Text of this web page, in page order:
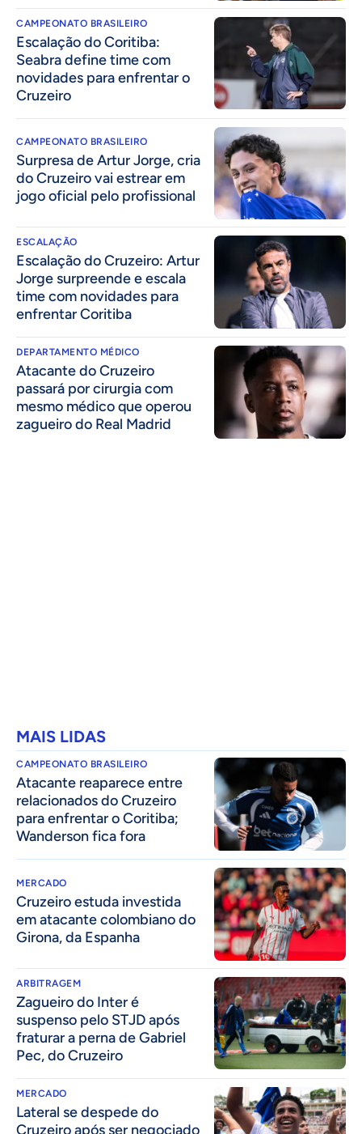
CAMPEONATO BRASILEIRO
Escalação do Coritiba:
Seabra define time com
novidades para enfrentar o
Cruzeiro
CAMPEONATO BRASILEIRO
Surpresa de Artur Jorge, cria
do Cruzeiro vai estrear em
jogo oficial pelo profissional
ESCALAÇÃO
Escalação do Cruzeiro: Artur
Jorge surpreende e escala
time com novidades para
enfrentar Coritiba
DEPARTAMENTO MÉDICO
Atacante do Cruzeiro
passará por cirurgia com
mesmo médico que operou
zagueiro do Real Madrid
MAIS LIDAS
CAMPEONATO BRASILEIRO
Atacante reaparece entre
relacionados do Cruzeiro
para enfrentar o Coritiba;
Wanderson fica fora
MERCADO
Cruzeiro estuda investida
em atacante colombiano do
Girona, da Espanha
ARBITRAGEM
Zagueiro do Inter é
suspenso pelo STJD após
fraturar a perna de Gabriel
Pec, do Cruzeiro
MERCADO
Lateral se despede do
Cruzeiro após ser negociado